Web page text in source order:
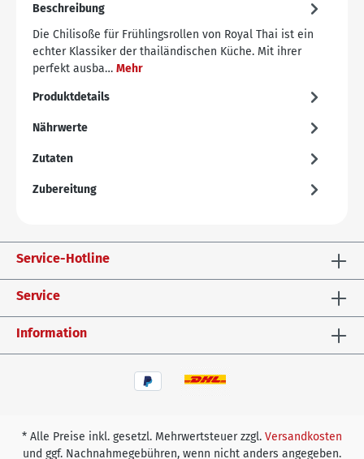
Beschreibung
Die Chilisoße für Frühlingsrollen von Royal Thai ist ein
echter Klassiker der thailändischen Küche. Mit ihrer
perfekt ausba… Mehr
Produktdetails
Nährwerte
Zutaten
Zubereitung
Service-Hotline
Service
Information
* Alle Preise inkl. gesetzl. Mehrwertsteuer zzgl. Versandkosten
und ggf. Nachnahmegebühren, wenn nicht anders angegeben.